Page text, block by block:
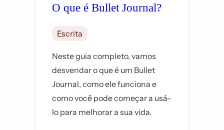
O que é Bullet Journal?
Escrita
Neste guia completo, vamos
desvendar o que é um Bullet
Journal, como ele funciona e
como você pode começar a usá-
lo para melhorar a sua vida.